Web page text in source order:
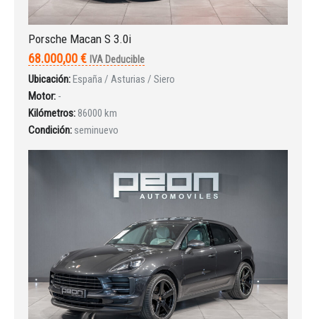
Iniciar sesión
INICIAR SESIÓN
¿Ha olvidado la contraseña?
Porsche Macan S 3.0i
68.000,00 € IVA Deducible
Ubicación:España / Asturias / Siero
Motor: -
Kilómetros: 86000 km
Condición: seminuevo